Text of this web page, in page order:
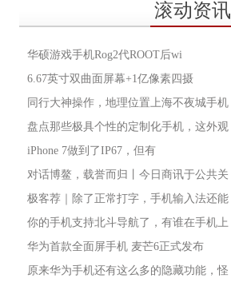
滚动资讯
华硕游戏手机Rog2代ROOT后wi
6.67英寸双曲面屏幕+1亿像素四摄
同行大神操作，地理位置上海不夜城手机
盘点那些极具个性的定制化手机，这外观
iPhone 7做到了IP67，但有
对话博鳌，载誉而归丨今日商讯于公共关
极客荐｜除了正常打字，手机输入法还能
你的手机支持北斗导航了，有谁在手机上
华为首款全面屏手机 麦芒6正式发布
原来华为手机还有这么多的隐藏功能，怪